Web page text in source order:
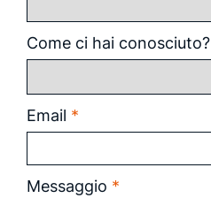
Come ci hai conosciuto?
Email *
Messaggio *